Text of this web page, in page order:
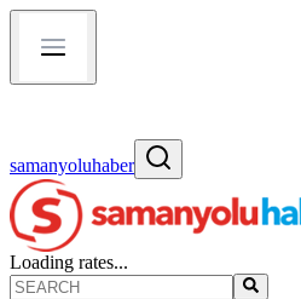
samanyoluhaber
Loading rates...